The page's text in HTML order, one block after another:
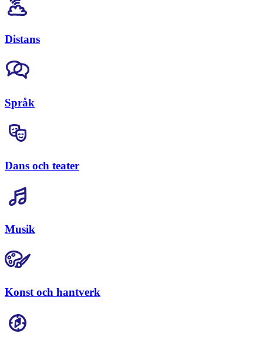
Distans
Språk
Dans och teater
Musik
Konst och hantverk